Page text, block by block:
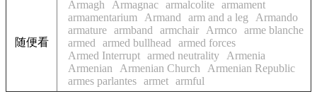
随便看
Armagh Armagnac armalcolite armament
armamentarium
Armand arm and a leg
Armando
armature armband armchair Armco arme blanche
armed
armed bullhead
armed forces
Armed Interrupt armed neutrality
Armenia
Armenian
Armenian Church
Armenian Republic
armes parlantes armet armful